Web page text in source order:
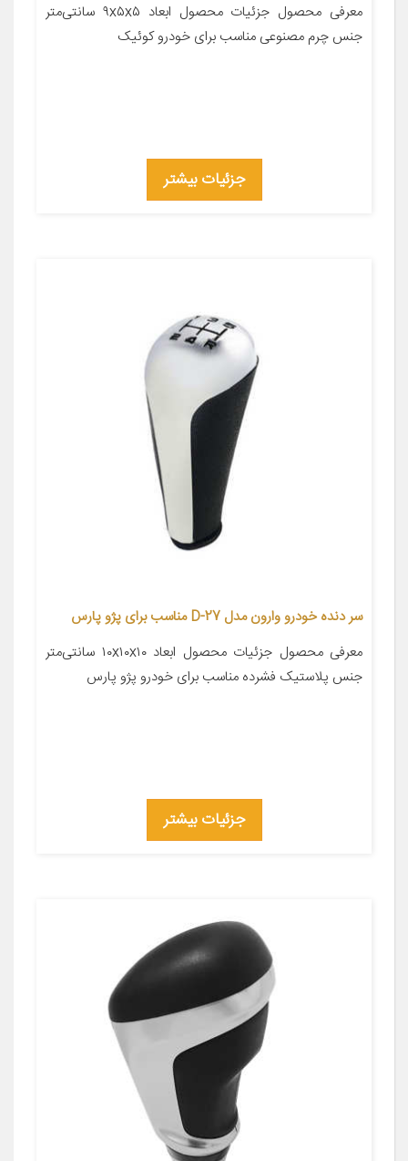
معرفی محصول جزئیات محصول ابعاد ۹x۵x۵ سانتی‌متر
جنس چرم مصنوعی مناسب برای خودرو کوئیک
جزئیات بیشتر
سر دنده خودرو وارون مدل D-27 مناسب برای پژو پارس
معرفی محصول جزئیات محصول ابعاد ۱۰x۱۰x۱۰ سانتی‌متر
جنس پلاستیک فشرده مناسب برای خودرو پژو پارس
جزئیات بیشتر